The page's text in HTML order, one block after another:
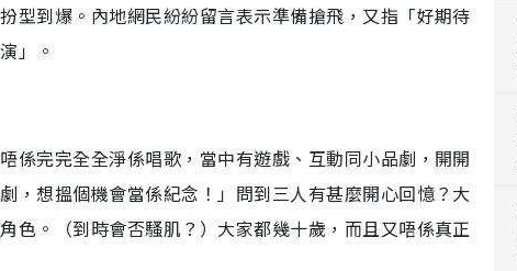
型到爆。內地網民紛紛留言表示準備搶飛，又指「好期待
」。
係完完全全淨係唱歌，當中有遊戲、互動同小品劇，開開
，想搵個機會當係紀念！」問到三人有甚麼開心回憶？大
色。（到時會否騷肌？）大家都幾十歲，而且又唔係真正